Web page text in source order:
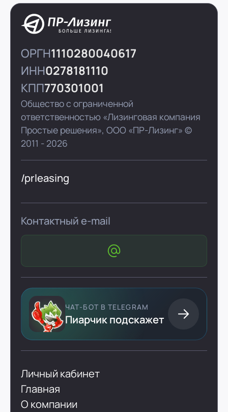
ОРГН1110280040617
ИНН0278181110
КПП770301001
Общество с ограниченной
ответственностью «Лизинговая компания
Простые решения»,ООО «ПР-Лизинг» ©
2011 - 2026
/prleasing
Контактный e-mail
ЧАТ-БОТ В TELEGRAM
Пиарчик подскажет
Личный кабинет
Главная
О компании